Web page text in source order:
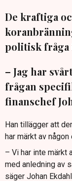
De kraftiga
politisk fråga
– Jag har
frågan
finanschef
Han tillägger att
har märkt av
– Vi har inte märkt
med anledning av
säger Johan